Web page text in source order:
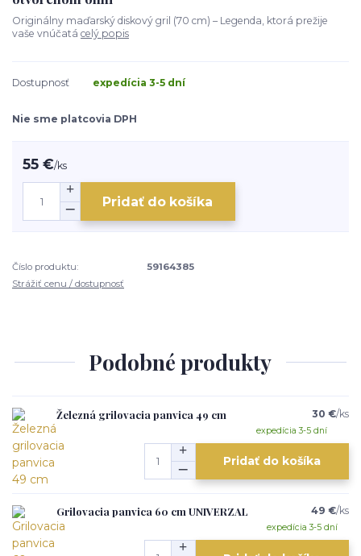
Originálny maďarský diskový gril (70 cm) – Legenda, ktorá prežije
vaše vnúčatá celý popis
Dostupnosť expedícia 3-5 dní
Nie sme platcovia DPH
55 €/ks
Pridať do košíka
Číslo produktu:
59164385
Strážiť cenu / dostupnosť
Podobné produkty
Železná grilovacia panvica 49 cm 30 €/ks
expedícia 3-5 dní
Pridať do košíka
Grilovacia panvica 60 cm UNIVERZAL 49 €/ks
expedícia 3-5 dní